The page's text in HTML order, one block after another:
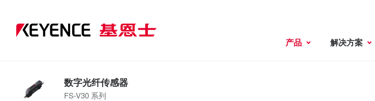
产品 解决方案
数字光纤传感器
FS-V30 系列